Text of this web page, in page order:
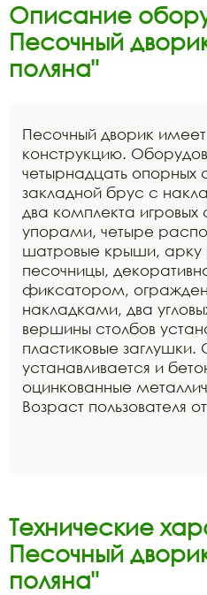
Описание
Песочный
поляна"
Песочный дворик
конструкцию.
четырнадцать опорных
закладной брус с
два комплекта игровых
упорами, четыре
шатровые крыши,
песочницы,
фиксатором,
накладками, два
вершины столбов
пластиковые
устанавливается и
оцинкованные
Возраст пользователя
Технические
Песочный
поляна"